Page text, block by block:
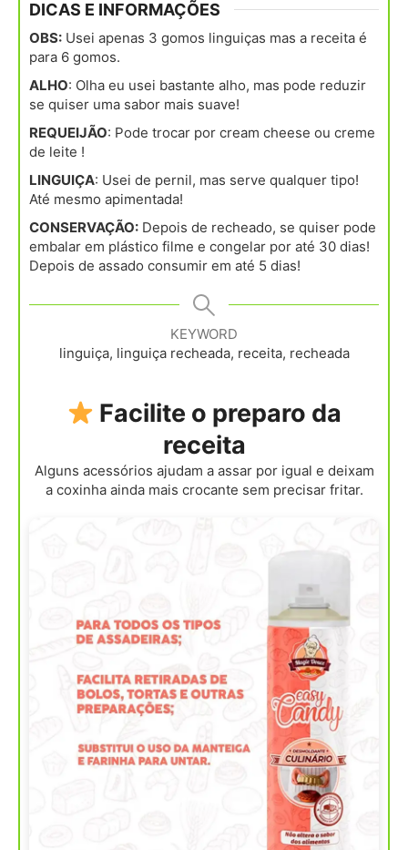
DICAS E INFORMAÇÕES
OBS: Usei apenas 3 gomos linguiças mas a receita é
para 6 gomos.
ALHO: Olha eu usei bastante alho, mas pode reduzir
se quiser uma sabor mais suave!
REQUEIJÃO: Pode trocar por cream cheese ou creme
de leite !
LINGUIÇA: Usei de pernil, mas serve qualquer tipo!
Até mesmo apimentada!
CONSERVAÇÃO: Depois de recheado, se quiser pode
embalar em plástico filme e congelar por até 30 dias!
Depois de assado consumir em até 5 dias!
KEYWORD
linguiça, linguiça recheada, receita, recheada
Facilite o preparo da
receita
Alguns acessórios ajudam a assar por igual e deixam
a coxinha ainda mais crocante sem precisar fritar.